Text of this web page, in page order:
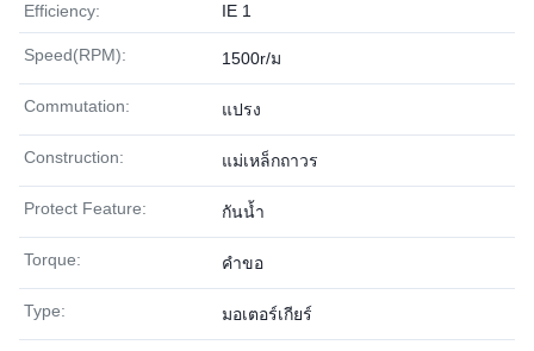
Efficiency: IE 1
Speed(RPM): 1500r/ม
Commutation: แปรง
Construction: แม่เหล็กถาวร
Protect Feature: กันน้ำ
Torque: คำขอ
Type: มอเตอร์เกียร์